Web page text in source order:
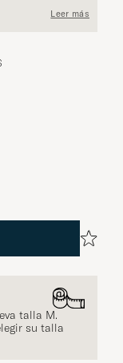
Leer más
talla M.
su talla